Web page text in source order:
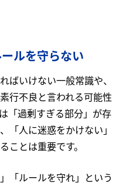
ルを守らない
ばいけない一般常識や、
行不良と言われる可能性
「過剰すぎる部分」が存
「人に迷惑をかけない」
ことは重要です。
「ルールを守れ」という